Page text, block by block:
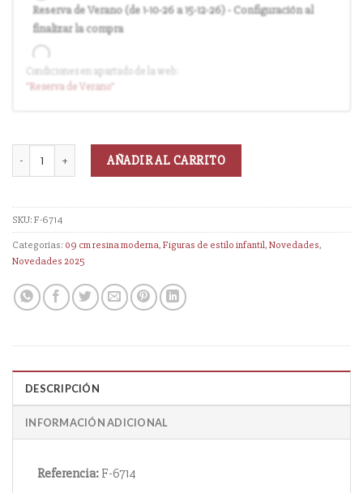
Reserva de Verano (de 1-10-26 a 15-12-26) - Configuración al
finalizar la compra
Entrega en cuanto el pedido esté disponible (sin descuento)
Condiciones en apartado de la web:
"Reservade Verano"
AÑADIR AL CARRITO
SKU:F-6714
Categorías: 09 cm resina moderna,Figuras de estilo infantil,Novedades,
Novedades 2025
DESCRIPCIÓN
INFORMACIÓN ADICIONAL
Referencia: F-6714